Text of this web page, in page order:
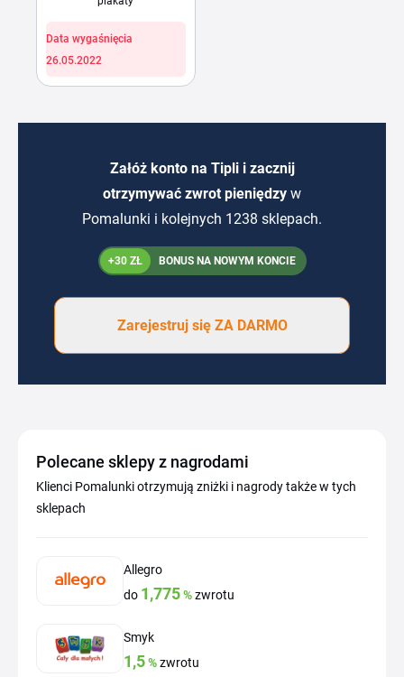
Data wygaśnięcia
26.05.2022
Załóż konto na Tipli i zacznij
otrzymywać zwrot pieniędzy w
Pomalunki i kolejnych 1238 sklepach.
+30 ZŁ BONUS NA NOWYM KONCIE
Zarejestruj się ZA DARMO
Polecane sklepy z nagrodami
Klienci Pomalunki otrzymują zniżki i nagrody także w tych
sklepach
Allegro
do 1,775%zwrotu
Smyk
1,5%zwrotu